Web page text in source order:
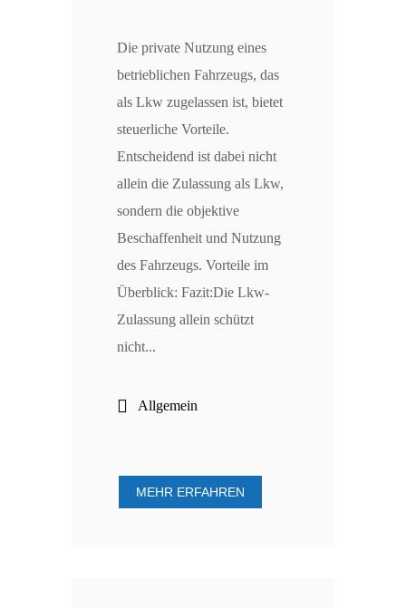
Die private Nutzung eines
betrieblichen Fahrzeugs, das
als Lkw zugelassen ist, bietet
steuerliche Vorteile.
Entscheidend ist dabei nicht
allein die Zulassung als Lkw,
sondern die objektive
Beschaffenheit und Nutzung
des Fahrzeugs. Vorteile im
Überblick: Fazit:Die Lkw-
Zulassung allein schützt
nicht...
Allgemein
MEHR ERFAHREN